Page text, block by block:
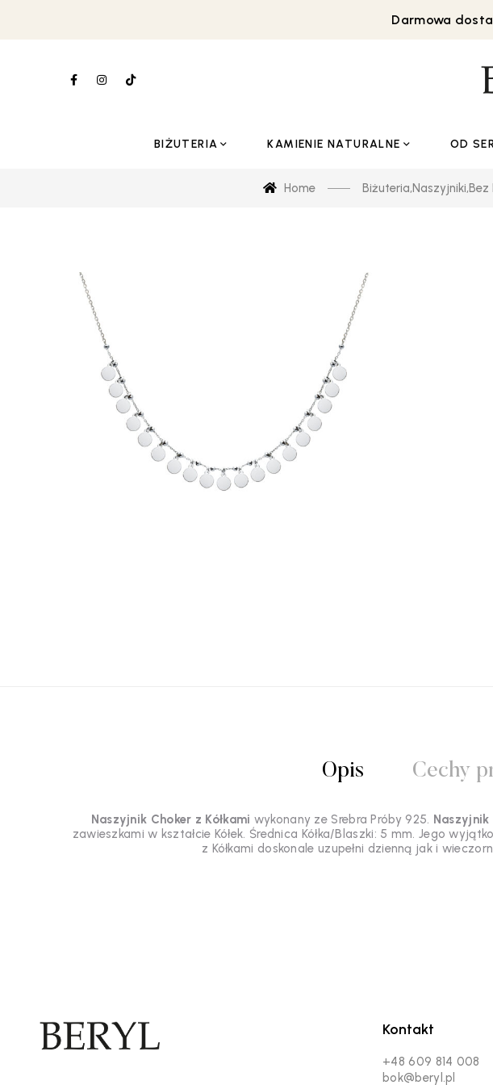
Darmowa
BIŻUTERIA KAMIENIE NATURALNE OD
Home Biżuteria,Naszyjniki,Bez
Opis Cechy
Naszyjnik Choker z Kółkami wykonany ze Srebra Próby 925. Naszyjnik
zawieszkami w kształcie Kółek. Średnica Kółka/Blaszki: 5 mm. Jego
z Kółkami doskonale uzupełni dzienną jak i
Kontakt
+48 609 814 008
bok@beryl.pl